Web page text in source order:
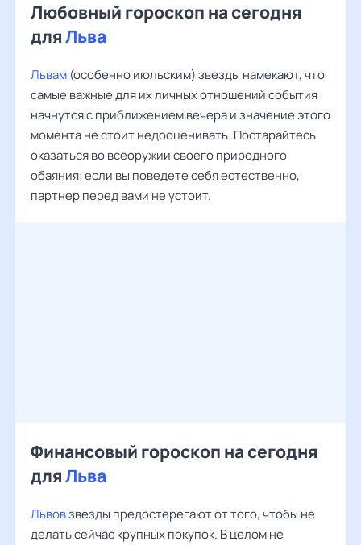
Любовный гороскоп на сегодня
дляЛьва
Львам (особенно июльским) звезды намекают, что
самые важные для их личных отношений события
начнутся с приближением вечера и значение этого
момента не стоит недооценивать. Постарайтесь
оказаться во всеоружии своего природного
обаяния: если вы поведете себя естественно,
партнер перед вами не устоит.
Финансовый гороскоп на сегодня
дляЛьва
Львовзвезды предостерегают от того, чтобы не
делать сейчас крупных покупок. В целом не